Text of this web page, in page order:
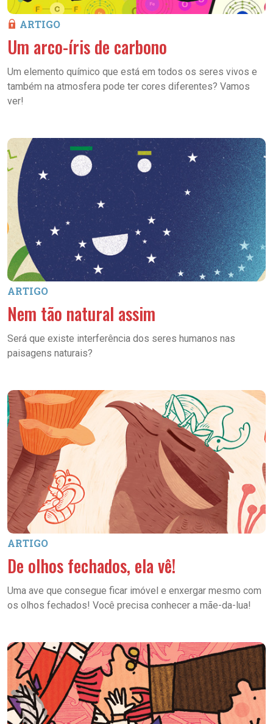
ARTIGO
Um arco-íris de carbono
Um elemento químico que está em todos os seres vivos e
também na atmosfera pode ter cores diferentes? Vamos
ver!
ARTIGO
Nem tão natural assim
Será que existe interferência dos seres humanos nas
paisagens naturais?
ARTIGO
De olhos fechados, ela vê!
Uma ave que consegue ficar imóvel e enxergar mesmo com
os olhos fechados! Você precisa conhecer a mãe-da-lua!